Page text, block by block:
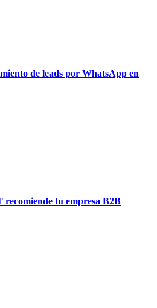
de leads por WhatsApp en
recomiende tu empresa B2B